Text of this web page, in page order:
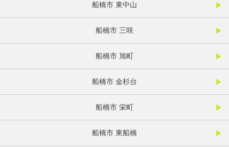
船橋市 東中山
船橋市 三咲
船橋市 旭町
船橋市 金杉台
船橋市 栄町
船橋市 東船橋